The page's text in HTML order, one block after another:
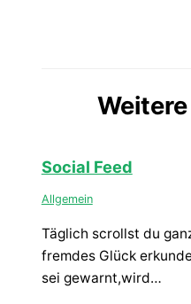
Social Feed
Allgemein
Täglich scrollst du
fremdes Glück
sei gewarnt,wird…